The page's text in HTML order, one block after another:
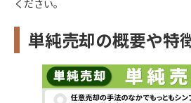
ください。
単純売却の概要や特